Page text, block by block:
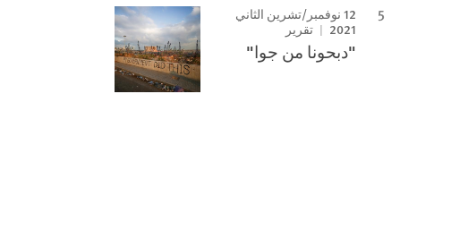
12 نوفمبر/تشرين الثاني
2021
تقرير
"دبحونا من جوا"